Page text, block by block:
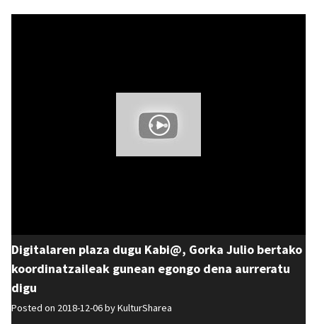
Digitalaren plaza dugu Kabi@, Gorka Julio bertako
koordinatzaileak gunean egongo dena aurreratu
digu
Posted on 2018-12-06 byKulturSharea